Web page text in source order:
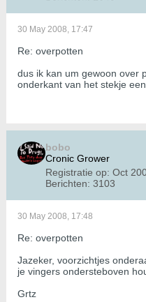
30 May 2008, 17:47
Re: overpotten
dus ik kan um gewoon over
onderkant van het stekje
bobo
Cronic Grower
Registratie op: Oct
Berichten: 3103
30 May 2008, 17:48
Re: overpotten
Jazeker, voorzichtjes
je vingers ondersteboven
Grtz